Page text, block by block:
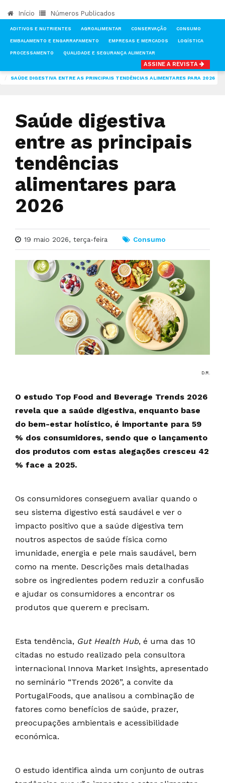
Início Números Publicados
ADITIVOS E NUTRIENTES AGROALIMENTAR CONSERVAÇÃO CONSUMO
EMBALAMENTO E ENGARRAFAMENTO EMPRESAS E MERCADOS LOGÍSTICA
PROCESSAMENTO QUALIDADE E SEGURANÇA ALIMENTAR
ASSINE A REVISTA
SAÚDE DIGESTIVA ENTRE AS PRINCIPAIS TENDÊNCIAS ALIMENTARES PARA 2026
Saúde digestiva
entre as principais
tendências
alimentares para
2026
19 maio 2026, terça-feira Consumo
D.R.
O estudo Top Food and Beverage Trends 2026
revela que a saúde digestiva, enquanto base
do bem-estar holístico, é importante para 59
% dos consumidores, sendo que o lançamento
dos produtos com estas alegações cresceu 42
% face a 2025.
Os consumidores conseguem avaliar quando o
seu sistema digestivo está saudável e ver o
impacto positivo que a saúde digestiva tem
noutros aspectos de saúde física como
imunidade, energia e pele mais saudável, bem
como na mente. Descrições mais detalhadas
sobre os ingredientes podem reduzir a confusão
e ajudar os consumidores a encontrar os
produtos que querem e precisam.
Esta tendência, Gut Health Hub, é uma das 10
citadas no estudo realizado pela consultora
internacional Innova Market Insights, apresentado
no seminário “Trends 2026”, a convite da
PortugalFoods, que analisou a combinação de
fatores como benefícios de saúde, prazer,
preocupações ambientais e acessibilidade
económica.
O estudo identifica ainda um conjunto de outras